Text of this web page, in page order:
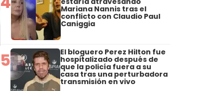
Mariana Nannis tras el
conflicto con Claudio Paul
Caniggia
5 El bloguero Perez Hilton fue
hospitalizado después de
que la policía fuera a su
casa tras una perturbadora
transmisión en vivo